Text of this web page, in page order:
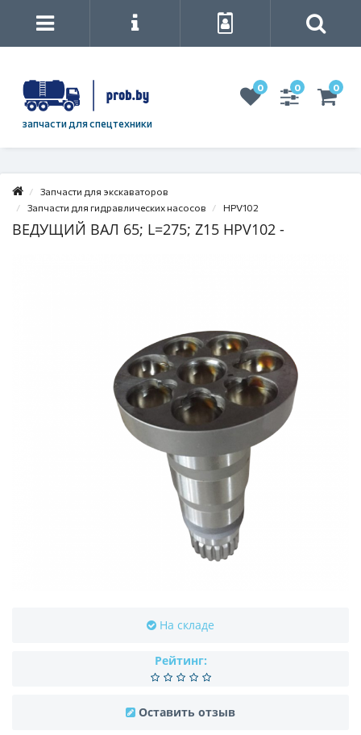
запчасти для спецтехники
0 0 0
Запчасти для экскаваторов
Запчасти для гидравлических насосов
HPV102
ВЕДУЩИЙ ВАЛ 65; L=275; Z15 HPV102 -
На складе
Рейтинг:
Оставить отзыв